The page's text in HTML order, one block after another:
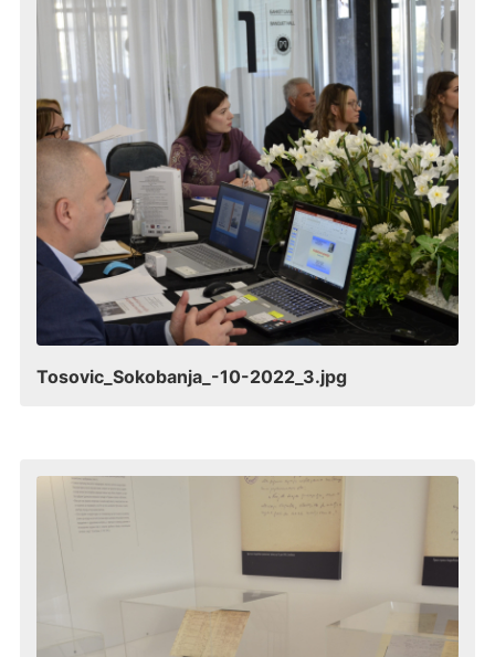
Tosovic_Sokobanja_-10-2022_3.jpg